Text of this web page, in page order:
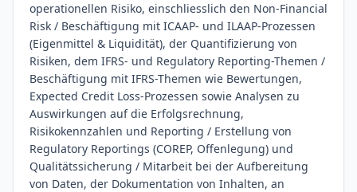
operationellen Risiko, einschliesslich den Non-Financial
Risk / Beschäftigung mit ICAAP- und ILAAP-Prozessen
(Eigenmittel & Liquidität), der Quantifizierung von
Risiken, dem IFRS- und Regulatory Reporting-Themen /
Beschäftigung mit IFRS-Themen wie Bewertungen,
Expected Credit Loss-Prozessen sowie Analysen zu
Auswirkungen auf die Erfolgsrechnung,
Risikokennzahlen und Reporting / Erstellung von
Regulatory Reportings (COREP, Offenlegung) und
Qualitätssicherung / Mitarbeit bei der Aufbereitung
von Daten, der Dokumentation von Inhalten, an